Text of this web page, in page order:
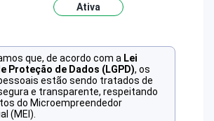
Ativa
que, de acordo com a Lei
Proteção de Dados (LGPD), os
estão sendo tratados de
e transparente, respeitando
do Microempreendedor
(MEI).